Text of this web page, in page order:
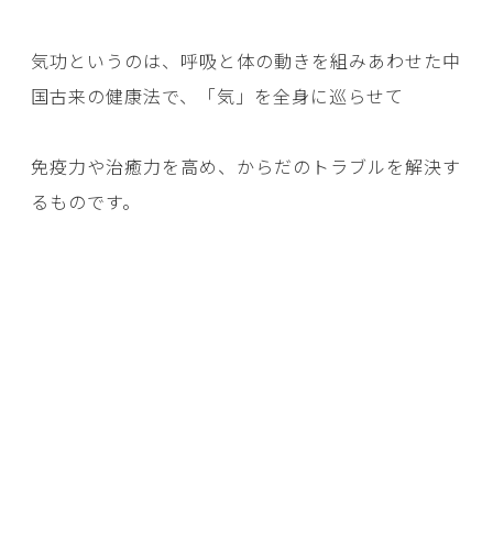
気功というのは、呼吸と体の動きを組みあわせた中
国古来の健康法で、「気」を全身に巡らせて
免疫力や治癒力を高め、からだのトラブルを解決す
るものです。